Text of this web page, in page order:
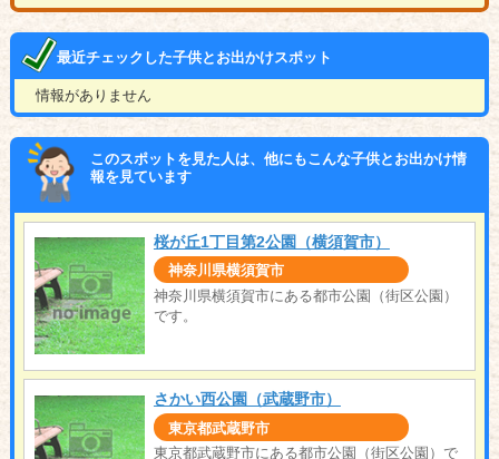
最近チェックした子供とお出かけスポット
情報がありません
このスポットを見た人は、他にもこんな子供とお出かけ情
報を見ています
桜が丘1丁目第2公園（横須賀市）
神奈川県横須賀市
神奈川県横須賀市にある都市公園（街区公園）
です。
さかい西公園（武蔵野市）
東京都武蔵野市
東京都武蔵野市にある都市公園（街区公園）で